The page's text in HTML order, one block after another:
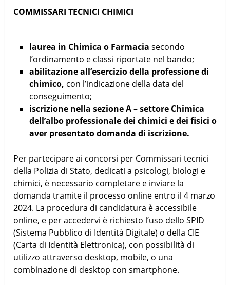
COMMISSARI TECNICI CHIMICI
laurea in Chimica o Farmacia secondo
l’ordinamento e classi riportate nel bando;
abilitazione all’esercizio della professione di
chimico, con l’indicazione della data del
conseguimento;
iscrizione nella sezione A – settore Chimica
dell’albo professionale dei chimici e dei fisici o
aver presentato domanda di iscrizione.
Per partecipare ai concorsi per Commissari tecnici
della Polizia di Stato, dedicati a psicologi, biologi e
chimici, è necessario completare e inviare la
domanda tramite il processo online entro il 4 marzo
2024. La procedura di candidatura è accessibile
online, e per accedervi è richiesto l’uso dello SPID
(Sistema Pubblico di Identità Digitale) o della CIE
(Carta di Identità Elettronica), con possibilità di
utilizzo attraverso desktop, mobile, o una
combinazione di desktop con smartphone.